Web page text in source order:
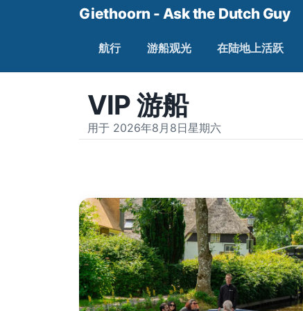
Giethoorn - Ask the Dutch Guy
航行 游船观光 在陆地上活跃
VIP 游船
用于 2026年8月8日星期六